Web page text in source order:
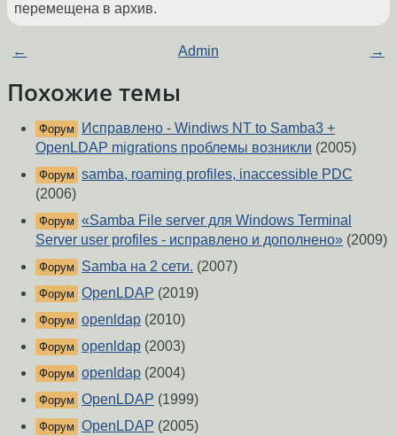
перемещена в архив.
← Admin →
Похожие темы
Форум
Исправлено - Windiws NT to Samba3 +
OpenLDAP migrations проблемы возникли (2005)
Форум samba, roaming profiles, inaccessible PDC
(2006)
Форум «Samba File server для Windows Terminal
Server user profiles - исправлено и дополнено» (2009)
Форум Samba на 2 сети. (2007)
Форум OpenLDAP (2019)
Форум openldap (2010)
Форум openldap (2003)
Форум openldap (2004)
Форум OpenLDAP (1999)
Форум OpenLDAP (2005)